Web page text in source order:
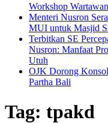
Workshop
Menteri Nusron
MUI untuk Masjid
Terbitkan SE
Nusron: Manfaat
Utuh
OJK Dorong
Partha Bali
Tag: tpakd